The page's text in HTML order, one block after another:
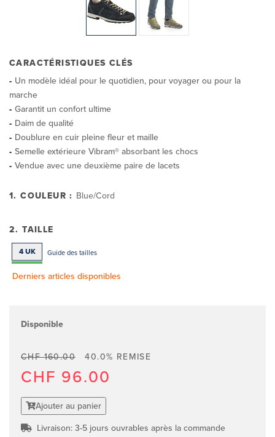
CARACTÉRISTIQUES CLÉS
Un modèle idéal pour le quotidien, pour voyager ou pour la
marche
Garantit un confort ultime
Daim de qualité
Doublure en cuir pleine fleur et maille
Semelle extérieure Vibram® absorbant les chocs
Vendue avec une deuxième paire de lacets
1. COULEUR : Blue/Cord
2. TAILLE
4 UK Guide des tailles
Derniers articles disponibles
Disponible
CHF 160.00 40.0% REMISE
CHF 96.00
Ajouter au panier
Livraison: 3-5 jours ouvrables après la commande